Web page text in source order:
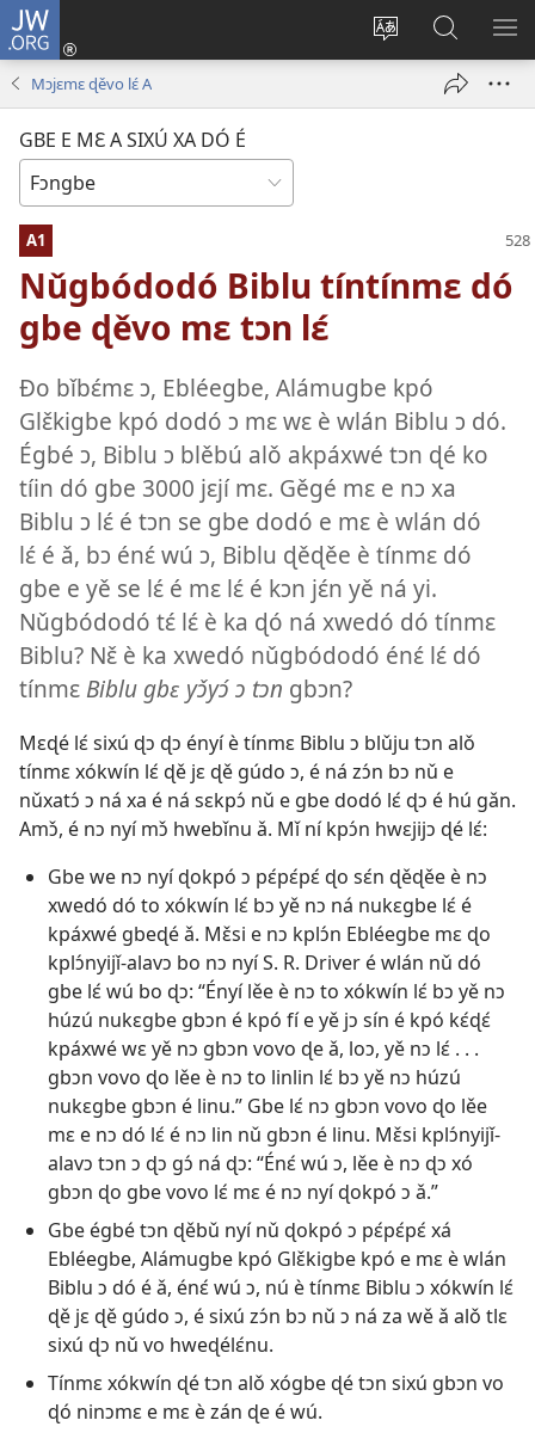
JW.ORG
Ɖyɔ̌
ɖe
é
Hun
akpáxwé
Nǔbiba
ɖo
JW.ORG
XLƐ́
Mɔjɛmɛ ɖěvo lɛ́ A
GBE E MƐ A SIXÚ XA DÓ É
A1
Nǔgbódodó Biblu tíntínmɛ dó
gbe ɖěvo mɛ tɔn lɛ́
Ðo bǐbɛ́mɛ ɔ, Ebléegbe, Alámugbe kpó
Glɛ̌kigbe kpó dodó ɔ mɛ wɛ è wlán Biblu ɔ dó.
Égbé ɔ, Biblu ɔ blěbú alǒ akpáxwé tɔn ɖé ko
tíin dó gbe 3000 jɛjí mɛ. Gěgé mɛ e nɔ xa
Biblu ɔ lɛ́ é tɔn se gbe dodó e mɛ è wlán dó
lɛ́ é ǎ, bɔ énɛ́ wú ɔ, Biblu ɖěɖěe è tínmɛ dó
gbe e yě se lɛ́ é mɛ lɛ́ é kɔn jɛ́n yě ná yi.
Nǔgbódodó tɛ́ lɛ́ è ka ɖó ná xwedó dó tínmɛ
Biblu? Nɛ̌ è ka xwedó nǔgbódodó énɛ́ lɛ́ dó
tínmɛ Biblu gbɛ yɔ̌yɔ́ ɔ tɔn gbɔn?
Mɛɖé lɛ́ sixú ɖɔ ɖɔ ényí è tínmɛ Biblu ɔ blǔju tɔn alǒ
tínmɛ xókwín lɛ́ ɖě jɛ ɖě gúdo ɔ, é ná zɔ́n bɔ nǔ e
nǔxatɔ́ ɔ ná xa é ná sɛkpɔ́ nǔ e gbe dodó lɛ́ ɖɔ é hú gǎn.
Amɔ̌, é nɔ nyí mɔ̌ hwebǐnu ǎ. Mǐ ní kpɔ́n hwɛjijɔ ɖé lɛ́:
Gbe we nɔ nyí ɖokpó ɔ pɛ́pɛ́pɛ́ ɖo sɛ́n ɖěɖěe è nɔ
xwedó dó to xókwín lɛ́ bɔ yě nɔ ná nukɛgbe lɛ́ é
kpáxwé gbeɖé ǎ. Mɛ̌si e nɔ kplɔ́n Ebléegbe mɛ ɖo
kplɔ́nyijǐ-alavɔ bo nɔ nyí S. R. Driver é wlán nǔ dó
gbe lɛ́ wú bo ɖɔ: “Ényí lěe è nɔ to xókwín lɛ́ bɔ yě nɔ
húzú nukɛgbe gbɔn é kpó fí e yě jɔ sín é kpó kɛ́ɖɛ́
kpáxwé wɛ yě nɔ gbɔn vovo ɖe ǎ, loɔ, yě nɔ lɛ́ . . .
gbɔn vovo ɖo lěe è nɔ to linlin lɛ́ bɔ yě nɔ húzú
nukɛgbe gbɔn é linu.” Gbe lɛ́ nɔ gbɔn vovo ɖo lěe
mɛ e nɔ dó lɛ́ é nɔ lin nǔ gbɔn é linu. Mɛ̌si kplɔ́nyijǐ-
alavɔ tɔn ɔ ɖɔ gɔ́ ná ɖɔ: “Énɛ́ wú ɔ, lěe è nɔ ɖɔ xó
gbɔn ɖo gbe vovo lɛ́ mɛ é nɔ nyí ɖokpó ɔ ǎ.”
Gbe égbé tɔn ɖěbǔ nyí nǔ ɖokpó ɔ pɛ́pɛ́pɛ́ xá
Ebléegbe, Alámugbe kpó Glɛ̌kigbe kpó e mɛ è wlán
Biblu ɔ dó é ǎ, énɛ́ wú ɔ, nú è tínmɛ Biblu ɔ xókwín lɛ́
ɖě jɛ ɖě gúdo ɔ, é sixú zɔ́n bɔ nǔ ɔ ná za wě ǎ alǒ tlɛ
sixú ɖɔ nǔ vo hweɖélɛ́nu.
Tínmɛ xókwín ɖé tɔn alǒ xógbe ɖé tɔn sixú gbɔn vo
ɖó ninɔmɛ e mɛ è zán ɖe é wú.